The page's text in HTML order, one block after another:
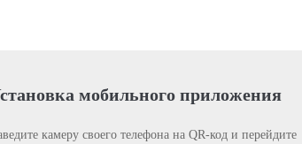
мобильного приложения
камеру своего телефона на QR-код и перейдите